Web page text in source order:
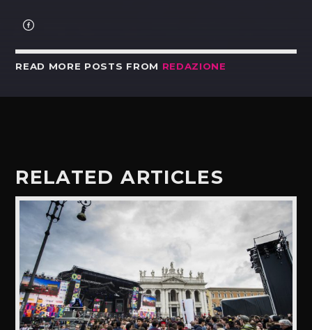
READ MORE POSTS FROM REDAZIONE
RELATED ARTICLES